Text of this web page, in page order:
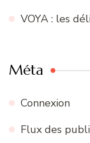
VOYA : les
Méta
Connexion
Flux des